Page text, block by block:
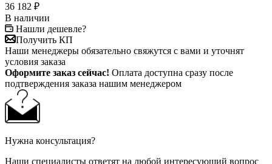
36 182 ₽
В наличии
Нашли дешевле?
Получить КП
Наши менеджеры обязательно свяжутся с вами и уточнят
условия заказа
Оформите заказ сейчас! Оплата доступна сразу после
подтверждения заказа нашим менеджером
Нужна консультация?
Наши специалисты ответят на любой интересующий вопрос